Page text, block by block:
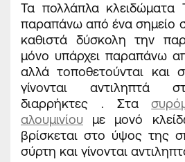
Τα πολλάπλα κλειδώματα
παραπάνω από ένα σημείο
καθιστά δύσκολη την
μόνο υπάρχει παραπάνω
αλλά τοποθετούνται και
γίνονται αντιληπτά
διαρρήκτες . Στα
αλουμινίου με μονό
βρίσκεται στο ύψος της
σύρτη και γίνονται